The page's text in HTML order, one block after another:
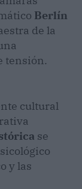
Berlín
de la
tensión.
cultural
se
y las